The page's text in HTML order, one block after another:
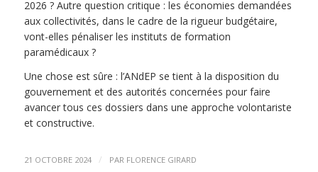
2026 ? Autre question critique : les économies demandées
aux collectivités, dans le cadre de la rigueur budgétaire,
vont-elles pénaliser les instituts de formation
paramédicaux ?
Une chose est sûre : l’ANdEP se tient à la disposition du
gouvernement et des autorités concernées pour faire
avancer tous ces dossiers dans une approche volontariste
et constructive.
21 OCTOBRE 2024 / PAR FLORENCE GIRARD